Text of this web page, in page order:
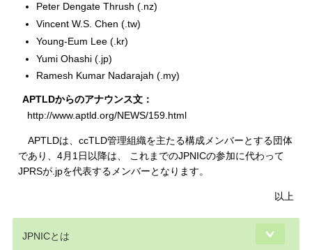
Peter Dengate Thrush (.nz)
Vincent W.S. Chen (.tw)
Young-Eum Lee (.kr)
Yumi Ohashi (.jp)
Ramesh Kumar Nadarajah (.my)
APTLDからのアナウンス文：
http://www.aptld.org/NEWS/159.html
APTLDは、ccTLD管理組織を主たる構成メンバーとする団体
であり、4月1日以降は、 これまでのJPNICの参加に代わって
JPRSが.jpを代表するメンバーとなります。
以上
JPNICとは